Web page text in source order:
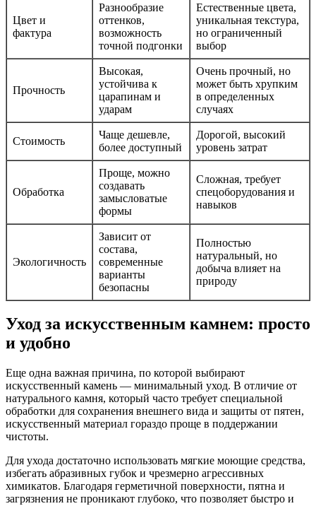
Цвет и
фактура
Разнообразие
оттенков,
возможность
точной подгонки
Естественные цвета,
уникальная текстура,
но ограниченный
выбор
Прочность
Высокая,
устойчива к
царапинам и
ударам
Очень прочный, но
может быть хрупким
в определенных
случаях
Стоимость
Чаще дешевле,
более доступный
Дорогой, высокий
уровень затрат
Обработка
Проще, можно
создавать
замысловатые
формы
Сложная, требует
спецоборудования и
навыков
Экологичность
Зависит от
состава,
современные
варианты
безопасны
Полностью
натуральный, но
добыча влияет на
природу
Уход за искусственным камнем: просто
и удобно
Еще одна важная причина, по которой выбирают
искусственный камень — минимальный уход. В отличие от
натурального камня, который часто требует специальной
обработки для сохранения внешнего вида и защиты от пятен,
искусственный материал гораздо проще в поддержании
чистоты.
Для ухода достаточно использовать мягкие моющие средства,
избегать абразивных губок и чрезмерно агрессивных
химикатов. Благодаря герметичной поверхности, пятна и
загрязнения не проникают глубоко, что позволяет быстро и